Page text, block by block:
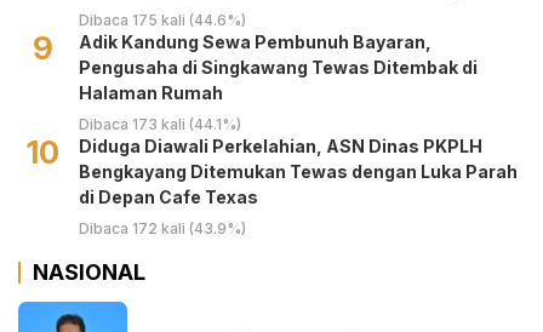
Dibaca 175 kali (44.6%)
9
Adik Kandung Sewa Pembunuh Bayaran,
Pengusaha di Singkawang Tewas Ditembak di
Halaman Rumah
Dibaca 173 kali (44.1%)
10
Diduga Diawali Perkelahian, ASN Dinas PKPLH
Bengkayang Ditemukan Tewas dengan Luka Parah
di Depan Cafe Texas
Dibaca 172 kali (43.9%)
NASIONAL